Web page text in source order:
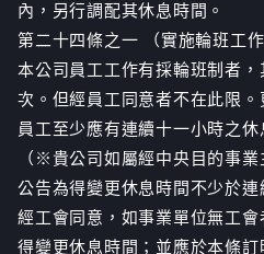
內，另行調配其休息時間。
第二十四條之一 （實施輪班工
本公司員工工作有採輪班制者
次。但經員工同意者不在此限
員工至少應有連續十一小時之休
（※貴公司如屬經中央目的事
公告為得變更休息時間不少於
經工會同意，如事業單位無工
得變更休息時間；並應於本條